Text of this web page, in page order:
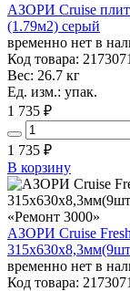
АЗОРИ Cruise
(1.79м2) серый
временно нет в
Код товара:
Вес: 26.7 кг
Ед. изм.: упак.
1 735 ₽
1 735 ₽
В корзину
АЗОРИ Cruise Fresh
временно нет в
Код товара: